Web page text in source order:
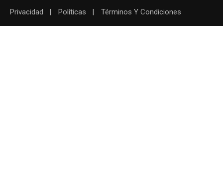
Privacidad Políticas Términos Y Condiciones